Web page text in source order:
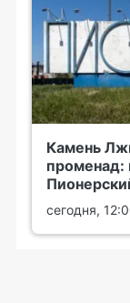
Камень
променад:
сегодня,